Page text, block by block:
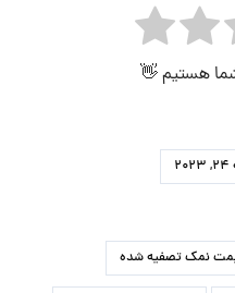
هستیم 👋
نمک تصفیه شده